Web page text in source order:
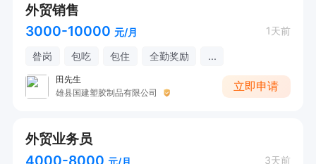
外贸销售
3000-10000 元/月 1天前
昝岗 包吃 包住 全勤奖励 ...
田先生
雄县国建塑胶制品有限公司
立即申请
外贸业务员
4000-8000
3天前